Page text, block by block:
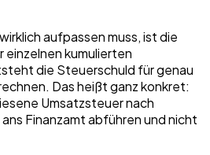
aufpassen muss, ist die
einzelnen kumulierten
die Steuerschuld für genau
Das heißt ganz konkret:
Umsatzsteuer nach
Finanzamt abführen und nicht